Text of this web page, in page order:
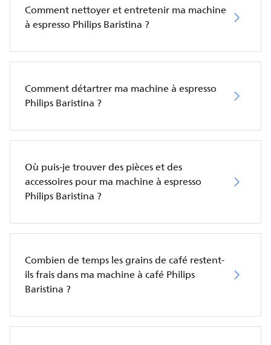
Comment nettoyer et entretenir ma machine
à espresso Philips Baristina ?
Comment détartrer ma machine à espresso
Philips Baristina ?
Où puis-je trouver des pièces et des
accessoires pour ma machine à espresso
Philips Baristina ?
Combien de temps les grains de café restent-
ils frais dans ma machine à café Philips
Baristina ?